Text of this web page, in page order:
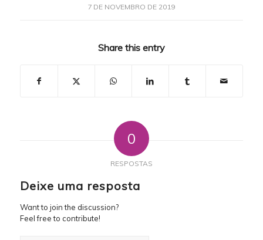
7 DE NOVEMBRO DE 2019
Share this entry
0
RESPOSTAS
Deixe uma resposta
Want to join the discussion?
Feel free to contribute!